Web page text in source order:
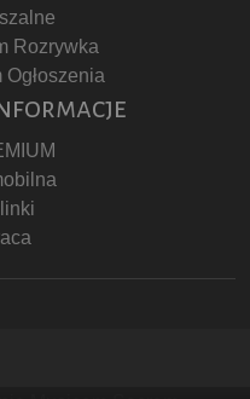
Rozrywka